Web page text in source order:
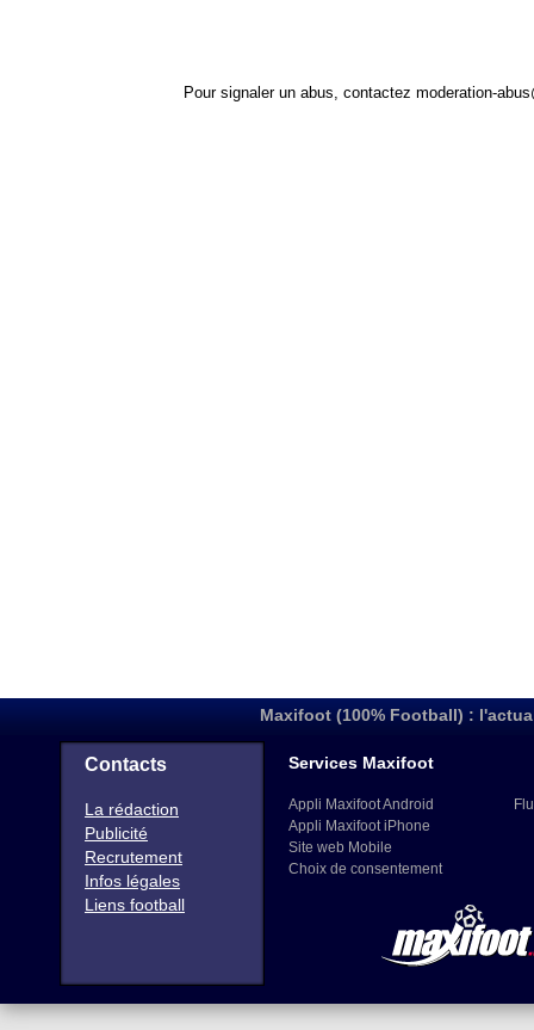
Pour signaler un abus, contactez moderation-
Maxifoot (100% Football) :
Contacts
La rédaction
Publicité
Recrutement
Infos légales
Liens football
Services Maxifoot
Appli Maxifoot Android
Appli Maxifoot iPhone
Site web Mobile
Choix de consentement